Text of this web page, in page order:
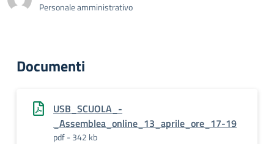
Personale amministrativo
Documenti
USB_SCUOLA_-
_Assemblea_online_13_aprile_ore_17-19
pdf - 342 kb